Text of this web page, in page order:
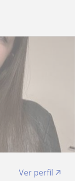
Ver perfil